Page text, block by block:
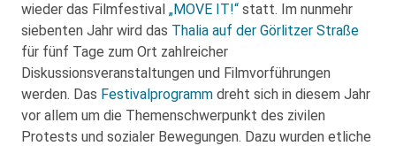
wieder das Filmfestival „MOVE IT!“ statt. Im nunmehr
siebenten Jahr wird das Thalia auf der Görlitzer Straße
für fünf Tage zum Ort zahlreicher
Diskussionsveranstaltungen und Filmvorführungen
werden. Das Festivalprogramm dreht sich in diesem Jahr
vor allem um die Themenschwerpunkt des zivilen
Protests und sozialer Bewegungen. Dazu wurden etliche